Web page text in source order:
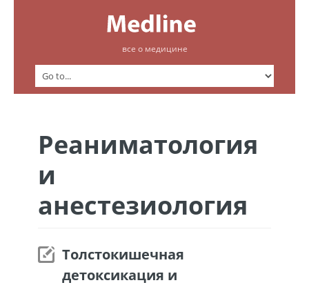
все о медицине
Реаниматология
и
анестезиология
Толстокишечная
детоксикация и